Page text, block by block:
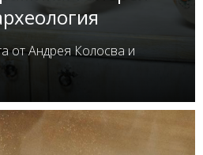
от Андрея Колосва и